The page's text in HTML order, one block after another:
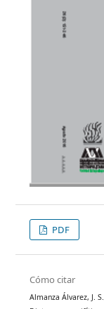
PDF
Cómo citar
Almanza Álvarez, J.